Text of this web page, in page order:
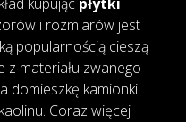
i rozmiarów jest
popularnością cieszą
z materiału zwanego
domieszkę kamionki
Coraz więcej